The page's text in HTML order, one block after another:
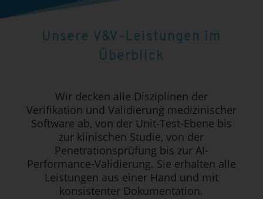
Unsere V&V-Leistungen im
Überblick
Wir decken alle Disziplinen der
Verifikation und Validierung medizinischer
Software ab, von der Unit-Test-Ebene bis
zur klinischen Studie, von der
Penetrationsprüfung bis zur AI-
Performance-Validierung. Sie erhalten alle
Leistungen aus einer Hand und mit
konsistenter Dokumentation.